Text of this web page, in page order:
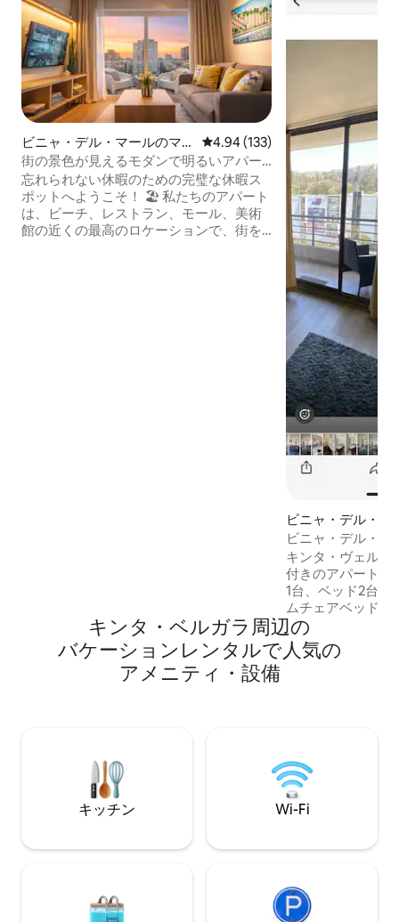
ビニャ・デル・マールのマン
ション・アパート
レビュー133件、5つ星中4.94つ
4.94 (133)
街の景色が見えるモダンで明るいアパー
ト
忘れられない休暇のための完璧な休暇ス
ポットへようこそ！ 🏖️ 私たちのアパート
は、ビーチ、レストラン、モール、美術
館の近くの最高のロケーションで、街を
ビニャ・デル・マ
ション・アパート
ビニャ・デル・
敵なアパート
キンタ・ヴェルガ
付きのアパート、
1台、ベッド2台、
ムチェアベッド1
ア、設備の整った
ルーム、スマート
整ったテラス。
ありません。バス
クです。
キンタ・ベルガラ⁠周⁠辺⁠の
バ⁠ケ⁠ー⁠シ⁠ョ⁠ン⁠レ⁠ン⁠タ⁠ル⁠で人⁠気⁠の
ア⁠メ⁠ニ⁠テ⁠ィ⁠・⁠設⁠備
キッチン Wi-Fi